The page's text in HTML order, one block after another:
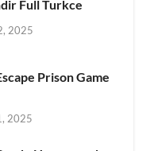
Full Turkce
2025
Prison Game
2025